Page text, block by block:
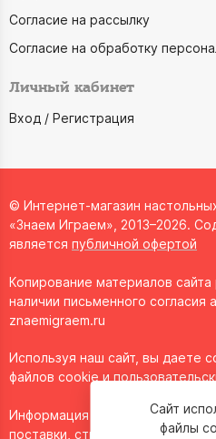
Согласие на рассылку
Согласие на обработку
Личный кабинет
Вход / Регистрация
© Интернет-магазин
«Знаем Играем», 2013–2026.
является публичной офертой
Копирование материалов
наличии письменного согласия
znaemigraem.ru
Используя наш сайт, вы даете
файлов cookie и
Информация о технических
поставки, стране
Сайт
файлы